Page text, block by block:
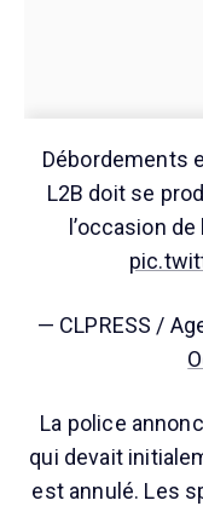
Débordements
L2B doit se
l’occasion
— CLPRESS /
La police
qui devait
est annulé. Les